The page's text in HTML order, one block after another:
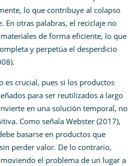
lo que contribuye al colapso
En otras palabras, el reciclaje no
de forma eficiente, lo que
y perpetúa el desperdicio
es crucial, pues si los productos
para ser reutilizados a largo
en una solución temporal, no
Como señala Webster (2017),
basarse en productos que
perder valor. De lo contrario,
el problema de un lugar a